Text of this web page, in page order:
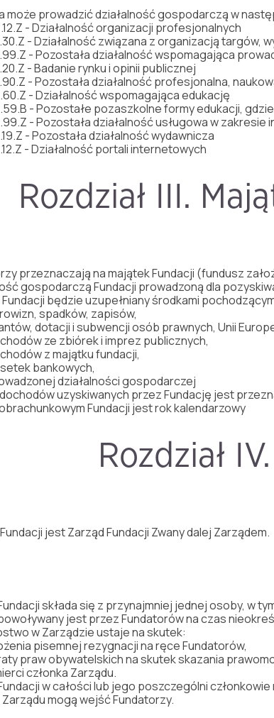
może prowadzić działalność gospodarczą w
- Działalność organizacji profesjonalnych
- Działalność związana z organizacją targów,
- Pozostała działalność wspomagająca
- Badanie rynku i opinii publicznej
- Pozostała działalność profesjonalna,
- Działalność wspomagająca edukację
- Pozostałe pozaszkolne formy edukacji,
- Pozostała działalność usługowa w
- Pozostała działalność wydawnicza
- Działalność portali internetowych
Rozdział III.
przeznaczają na majątek Fundacji (fundusz
gospodarczą Fundacji prowadzoną dla
będzie uzupełniany środkami
spadków, zapisów,
dotacji i subwencji osób prawnych, Unii
ze zbiórek i imprez publicznych,
z majątku fundacji,
bankowych,
działalności gospodarczej
uzyskiwanych przez Fundację jest
Fundacji jest rok kalendarzowy
Rozdział
jest Zarząd Fundacji Zwany dalej Zarządem.
składa się z przynajmniej jednej osoby, w
jest przez Fundatorów na czas
w Zarządzie ustaje na skutek:
pisemnej rezygnacji na ręce Fundatorów,
praw obywatelskich na skutek skazania
członka Zarządu.
w całości lub jego poszczególni
Zarządu mogą wejść Fundatorzy.